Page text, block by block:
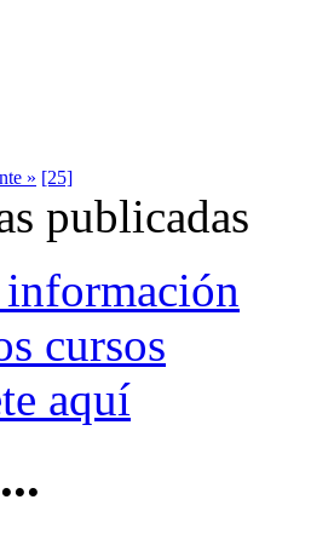
» [25]
publicadas
cursos
aquí